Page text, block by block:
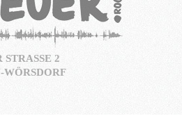
2
WÖRSDORF